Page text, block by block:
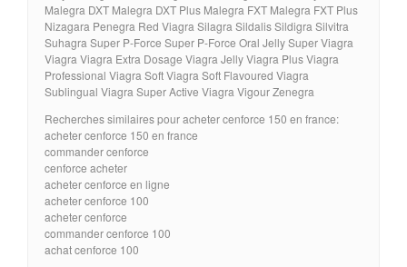
Malegra DXT Malegra DXT Plus Malegra FXT Malegra FXT Plus
Nizagara Penegra Red Viagra Silagra Sildalis Sildigra Silvitra
Suhagra Super P-Force Super P-Force Oral Jelly Super Viagra
Viagra Viagra Extra Dosage Viagra Jelly Viagra Plus Viagra
Professional Viagra Soft Viagra Soft Flavoured Viagra
Sublingual Viagra Super Active Viagra Vigour Zenegra
Recherches similaires pour acheter cenforce 150 en france:
acheter cenforce 150 en france
commander cenforce
cenforce acheter
acheter cenforce en ligne
acheter cenforce 100
acheter cenforce
commander cenforce 100
achat cenforce 100